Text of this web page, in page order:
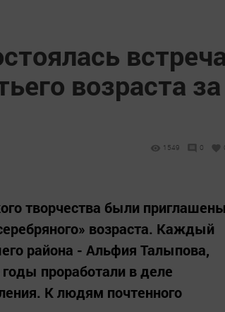
возраста за
1549 0
творчества были
возраста. Каждый
района - Альфия Талыпова,
проработали в деле
К людям почтенного